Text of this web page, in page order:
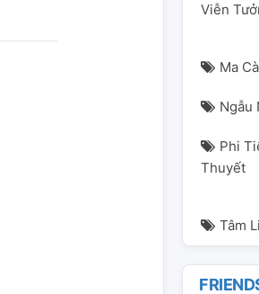
Viễn
Ma
Ngẫu
Phi
Thuyết
Tâm